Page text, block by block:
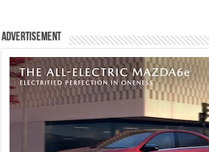
Advertisement